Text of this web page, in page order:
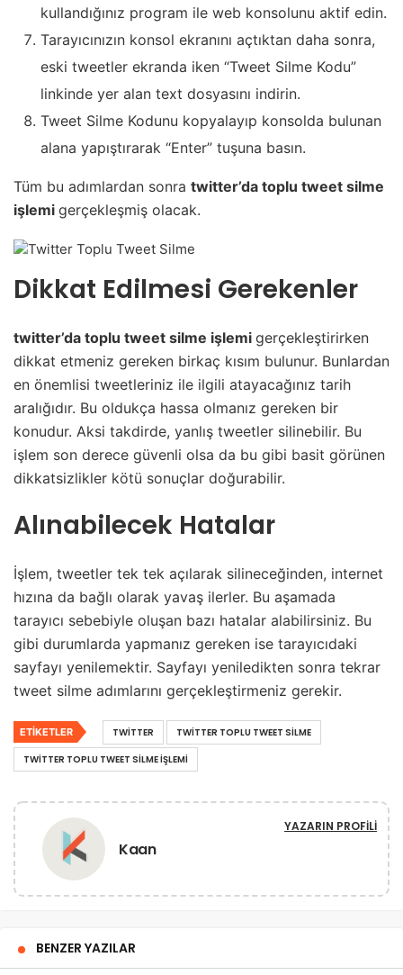
kullandığınız program ile web konsolunu aktif edin.
Tarayıcınızın konsol ekranını açtıktan daha sonra,
eski tweetler ekranda iken “Tweet Silme Kodu”
linkinde yer alan text dosyasını indirin.
Tweet Silme Kodunu kopyalayıp konsolda bulunan
alana yapıştırarak “Enter” tuşuna basın.
Tüm bu adımlardan sonra twitter’da toplu tweet silme
işlemi gerçekleşmiş olacak.
Dikkat Edilmesi Gerekenler
twitter’da toplu tweet silme işlemi gerçekleştirirken
dikkat etmeniz gereken birkaç kısım bulunur. Bunlardan
en önemlisi tweetleriniz ile ilgili atayacağınız tarih
aralığıdır. Bu oldukça hassa olmanız gereken bir
konudur. Aksi takdirde, yanlış tweetler silinebilir. Bu
işlem son derece güvenli olsa da bu gibi basit görünen
dikkatsizlikler kötü sonuçlar doğurabilir.
Alınabilecek Hatalar
İşlem, tweetler tek tek açılarak silineceğinden, internet
hızına da bağlı olarak yavaş ilerler. Bu aşamada
tarayıcı sebebiyle oluşan bazı hatalar alabilirsiniz. Bu
gibi durumlarda yapmanız gereken ise tarayıcıdaki
sayfayı yenilemektir. Sayfayı yeniledikten sonra tekrar
tweet silme adımlarını gerçekleştirmeniz gerekir.
ETIKETLER TWITTER
TWITTER TOPLU TWEET SILME
TWITTER TOPLU TWEET SILME İŞLEMI
Kaan
YAZARIN PROFILI
BENZER YAZILAR